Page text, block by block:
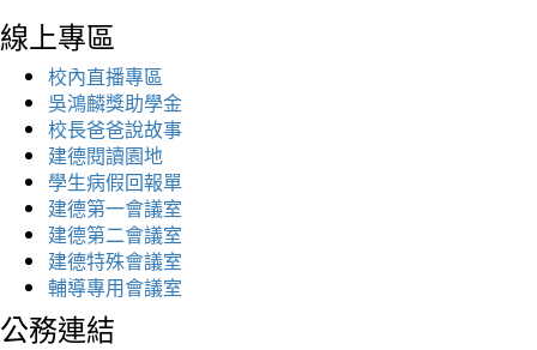
線上專區
校內直播專區
吳鴻麟獎助學金
校長爸爸說故事
建德閱讀園地
學生病假回報單
建德第一會議室
建德第二會議室
建德特殊會議室
輔導專用會議室
公務連結